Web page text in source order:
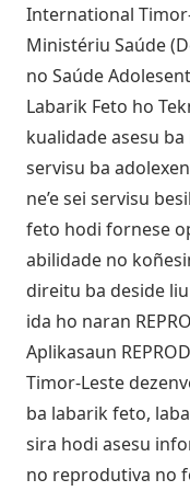
International
Ministériu Saúde
no Saúde
Labarik Feto ho
kualidade asesu
servisu ba
ne’e sei servisu
feto hodi fornese
abilidade no
direitu ba deside
ida ho naran
Aplikasaun
Timor-Leste
ba labarik feto,
sira hodi asesu
no reprodutiva no